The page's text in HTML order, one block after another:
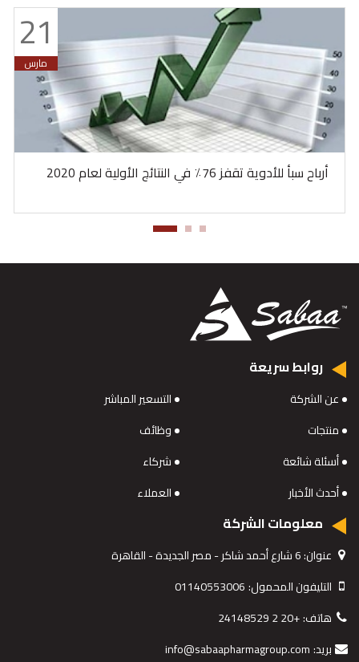
21
مارس
أرباح سبأ للأدوية تقفز 76٪ في النتائج الأولية لعام 2020
روابط سريعة
عن الشركة
التسعير المباشر
منتجات
وظائف
أسئلة شائعة
شركاء
أحدث الأخبار
العملاء
معلومات الشركة
عنوان:
التليفون المحمول:01140553006
هاتف:+20 2 24148529
بريد:info@sabaapharmagroup.com